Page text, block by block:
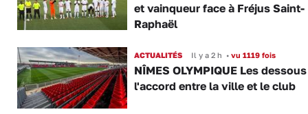
et vainqueur face à Fréjus Saint-
Raphaël
ACTUALITÉS Il y a 2 h •vu 1119 fois
NÎMES OLYMPIQUE Les
l'accord entre la ville et le club